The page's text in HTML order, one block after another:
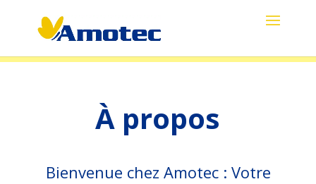
À propos
Bienvenue chez Amotec : Votre